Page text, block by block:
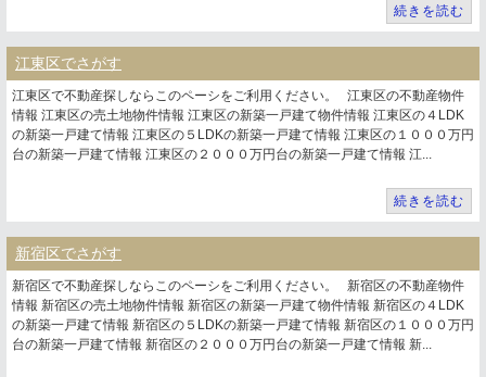
続きを読む
江東区でさがす
江東区で不動産探しならこのペーシをご利用ください。 江東区の不動産物件
情報 江東区の売土地物件情報 江東区の新築一戸建て物件情報 江東区の４LDK
の新築一戸建て情報 江東区の５LDKの新築一戸建て情報 江東区の１０００万円
台の新築一戸建て情報 江東区の２０００万円台の新築一戸建て情報 江...
続きを読む
新宿区でさがす
新宿区で不動産探しならこのペーシをご利用ください。 新宿区の不動産物件
情報 新宿区の売土地物件情報 新宿区の新築一戸建て物件情報 新宿区の４LDK
の新築一戸建て情報 新宿区の５LDKの新築一戸建て情報 新宿区の１０００万円
台の新築一戸建て情報 新宿区の２０００万円台の新築一戸建て情報 新...